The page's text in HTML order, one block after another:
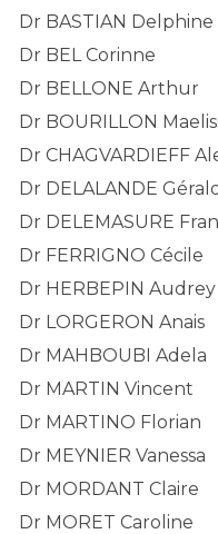
Dr BASTIAN Delphine
Dr BEL Corinne
Dr BELLONE Arthur
Dr BOURILLON
Dr CHAGVARDIEFF
Dr DELALANDE
Dr DELEMASURE
Dr FERRIGNO Cécile
Dr HERBEPIN Audrey
Dr LORGERON Anais
Dr MAHBOUBI Adela
Dr MARTIN Vincent
Dr MARTINO Florian
Dr MEYNIER Vanessa
Dr MORDANT Claire
Dr MORET Caroline